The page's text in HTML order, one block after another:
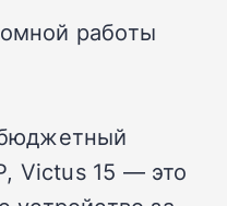
работы
Victus 15 — это